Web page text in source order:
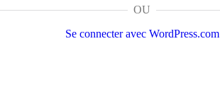
OU
Se connecter avec WordPress.com